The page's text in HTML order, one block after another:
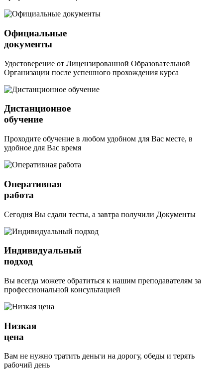
Официальные
документы
Удостоверение от Лицензированной Образовательной
Организации после успешного прохождения курса
Дистанционное
обучение
Проходите обучение в любом удобном для Вас месте, в
удобное для Вас время
Оперативная
работа
Сегодня Вы сдали тесты, а завтра получили Документы
Индивидуальный
подход
Вы всегда можете обратиться к нашим преподавателям за
профессиональной консультацией
Низкая
цена
Вам не нужно тратить деньги на дорогу, обеды и терять
рабочий день